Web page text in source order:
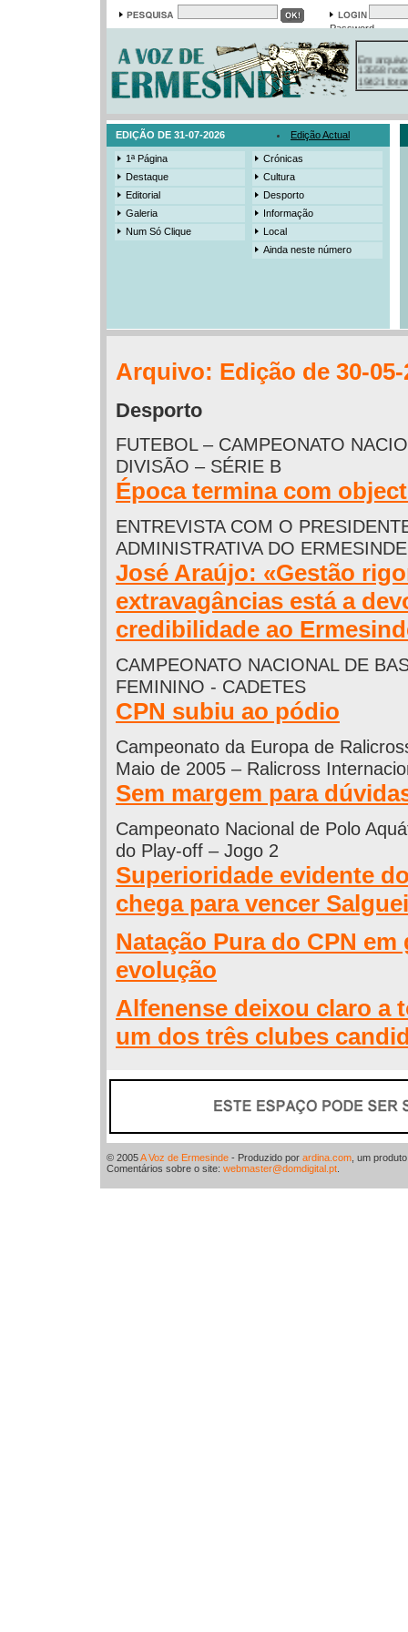
Password
Em arquivo
13558
19421
385
EDIÇÃO DE 31-07-2026 Edição Actual
1ª Página
Destaque
Editorial
Galeria
Num Só Clique
Crónicas
Cultura
Desporto
Informação
Local
Ainda neste número
Arquivo: Edição de 30-05-
Desporto
FUTEBOL – CAMPEONATO
DIVISÃO – SÉRIE B
Época termina com
ENTREVISTA COM O
ADMINISTRATIVA DO
José Araújo: «Gestão
extravagâncias está a
credibilidade ao
CAMPEONATO NACIONAL DE
FEMININO - CADETES
CPN subiu ao pódio
Campeonato da Europa de
Maio de 2005 – Ralicross
Sem margem para
Campeonato Nacional de Polo
do Play-off – Jogo 2
Superioridade evidente
chega para vencer
Natação Pura do CPN em
evolução
Alfenense deixou claro a
um dos três clubes
© 2005A Voz de Ermesinde - Produzido por ardina.com , um
Comentários sobre o site: webmaster@domdigital.pt